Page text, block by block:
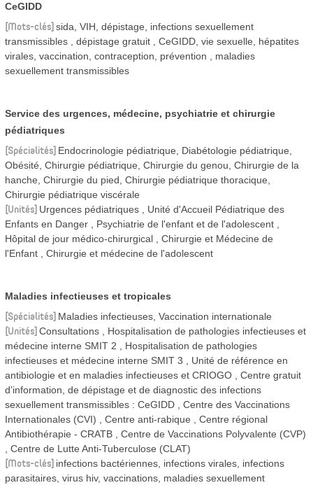
CeGIDD
Mots-clés sida, VIH, dépistage, infections sexuellement
transmissibles , dépistage gratuit , CeGIDD, vie sexuelle, hépatites
virales, vaccination, contraception, prévention , maladies
sexuellement transmissibles
Service des urgences, médecine, psychiatrie et chirurgie
pédiatriques
Spécialités Endocrinologie pédiatrique, Diabétologie pédiatrique,
Obésité, Chirurgie pédiatrique, Chirurgie du genou, Chirurgie de la
hanche, Chirurgie du pied, Chirurgie pédiatrique thoracique,
Chirurgie pédiatrique viscérale
Unités Urgences pédiatriques
Unité d'Accueil Pédiatrique des
Enfants en Danger
Psychiatrie de l'enfant et de l'adolescent
Hôpital de jour médico-chirurgical
Chirurgie et Médecine de
l'Enfant
Chirurgie et médecine de l'adolescent
Maladies infectieuses et tropicales
Spécialités Maladies infectieuses, Vaccination internationale
Unités Consultations
Hospitalisation de pathologies infectieuses et
médecine interne SMIT 2
Hospitalisation de pathologies
infectieuses et médecine interne SMIT 3
Unité de référence en
antibiologie et en maladies infectieuses et CRIOGO
Centre gratuit
d’information, de dépistage et de diagnostic des infections
sexuellement transmissibles : CeGIDD
Centre des Vaccinations
Internationales (CVI)
Centre anti-rabique
Centre régional
Antibiothérapie - CRATB
Centre de Vaccinations Polyvalente (CVP)
Centre de Lutte Anti-Tuberculose (CLAT)
Mots-clés infections bactériennes, infections virales, infections
parasitaires, virus hiv, vaccinations, maladies sexuellement